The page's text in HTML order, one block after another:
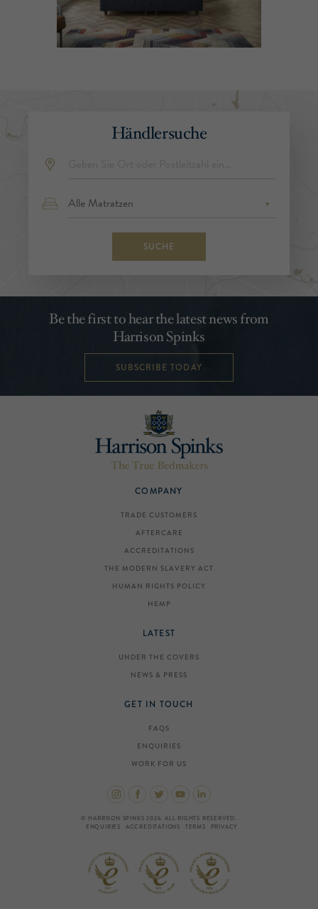
Händlersuche
SUCHE
Be the first to hear the latest news from
Harrison Spinks
SUBSCRIBE TODAY
COMPANY
TRADE CUSTOMERS
AFTERCARE
ACCREDITATIONS
THE MODERN SLAVERY ACT
HUMAN RIGHTS POLICY
HEMP
LATEST
UNDER THE COVERS
NEWS & PRESS
GET IN TOUCH
FAQS
ENQUIRIES
WORK FOR US
© HARRISON SPINKS 2026. ALL RIGHTS RESERVED.
ENQUIRIES
ACCREDITATIONS TERMS PRIVACY